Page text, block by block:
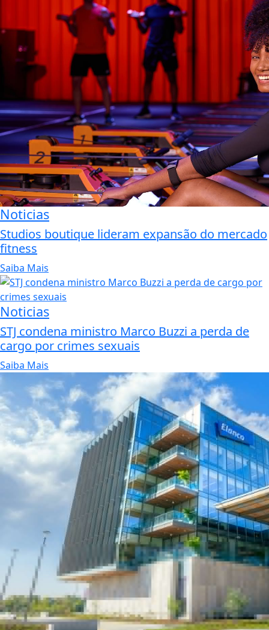
Noticias
Studios boutique lideram expansão do mercado
fitness
Saiba Mais
Noticias
STJ condena ministro Marco Buzzi a perda de
cargo por crimes sexuais
Saiba Mais